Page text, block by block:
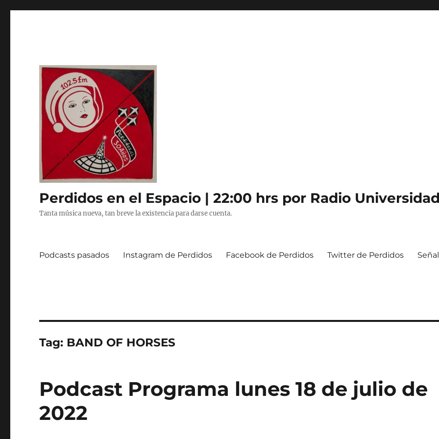
Perdidos en el Espacio | 22:00 hrs por Radio
Tanta música nueva, tan breve la existencia para darse cuenta.
Podcasts pasados Instagram de Perdidos Facebook de Perdidos Twitter de Perdidos
Tag: BAND OF HORSES
Podcast Programa lunes 18 de julio de
2022